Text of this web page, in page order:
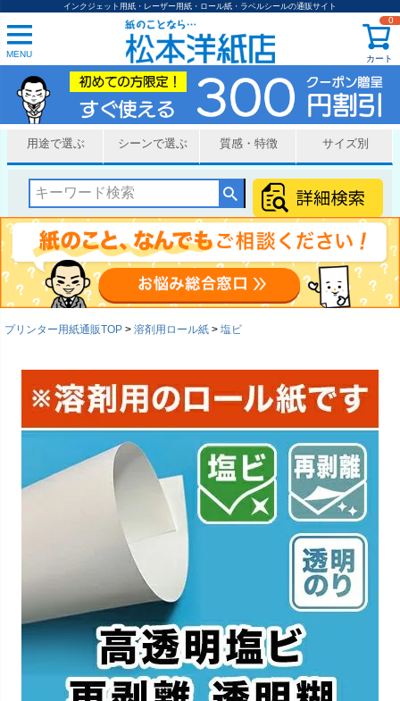
インクジェット用紙・レーザー用紙・ロール紙・ラベルシールの通販サイト
MENU カート
0
用途で選ぶ シーンで選ぶ 質感・特徴 サイズ別
プリンター用紙通販TOP 溶剤用ロール紙 塩ビ